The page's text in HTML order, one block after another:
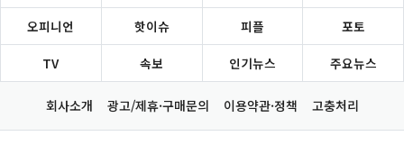
오피니언 핫이슈 피플 포토
TV 속보 인기뉴스 주요뉴스
회사소개 광고/제휴·구매문의 이용약관·정책 고충처리